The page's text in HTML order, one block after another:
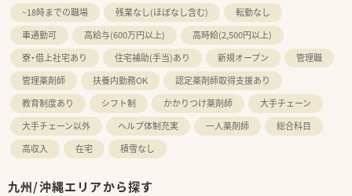
~18時までの職場
残業なし(ほぼなし含む)
転勤なし
車通勤可
高給与(600万円以上)
高時給(2,500円以上)
寮・借上社宅あり
住宅補助(手当)あり 新規オープン
管理職
管理薬剤師
扶養内勤務OK
認定薬剤師取得支援あり
教育制度あり
シフト制 かかりつけ薬剤師
大手チェーン
大手チェーン以外
ヘルプ体制充実 一人薬剤師
総合科目
高収入
在宅 積雪なし
九州/沖縄エリアから探す